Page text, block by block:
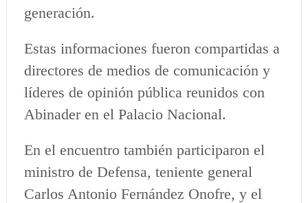
generación.
Estas informaciones fueron compartidas a
directores de medios de comunicación y
líderes de opinión pública reunidos con
Abinader en el Palacio Nacional.
En el encuentro también participaron el
ministro de Defensa, teniente general
Carlos Antonio Fernández Onofre, y el